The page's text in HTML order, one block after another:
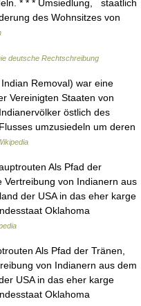
* * * Umsiedlung, staatlich
des Wohnsitzes von
deutsche Rechtschreibung
Removal) war eine
Vereinigten Staaten von
östlich des
umzusiedeln um deren
Als Pfad der
Vertreibung von Indianern aus
der USA in das eher karge
Oklahoma
Als Pfad der Tränen,
von Indianern aus dem
USA in das eher karge
Oklahoma